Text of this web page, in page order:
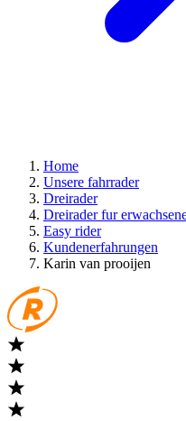
Home
Unsere fahrrader
Dreirader
Dreirader fur
Easy rider
Kundenerfahrungen
Karin van prooijen